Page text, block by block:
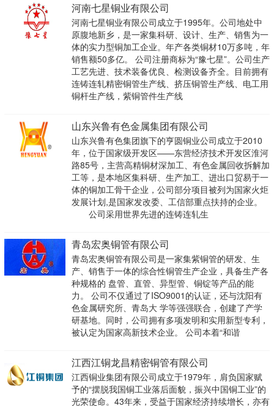
河南七星铜业有限公司
河南七星铜业有限公司成立于1995年。公司地处中
原腹地新乡，是一家集科研、设计、生产、销售为一
体的实力型铜加工企业。年产各类铜材10万多吨，年
销售额50多亿。 公司注册商标为“豫七星”。公司生产
工艺先进、技术装备优良、检测设备齐全。目前拥有
连铸连轧精密铜管生产线、挤压铜管生产线、电工用
铜杆生产线，紫铜管件生产线
山东兴鲁有色金属集团有限公司
山东兴鲁有色集团旗下的亨圆铜业公司成立于2010
年，位于国家级开发区——东营经济技术开发区淮河
路85号，主营高精铜材深加工、有色金属回收拆解加
工等，是本地区集科研、生产加工、进出口贸易于一
体的铜加工骨干企业，公司部分项目被列为国家火炬
发展计划,是国家发改委、工信部重点扶持的企业。
公司采用世界先进的连铸连轧生
青岛宏奥铜管有限公司
青岛宏奥铜管有限公司是一家集紫铜管的研发、生
产、销售于一体的综合性铜管生产企业，具备生产各
种规格的 盘管、直管、异型管、铜锭等产品的能
力。 公司不仅通过了ISO9001的认证，还与沈阳有
色金属研究所、青岛大 学等强强联合，创建了产学
研基地。同时，公司拥有多项发明和实用新型专利，
被认定为国家高新技术企业。 公司本着“和谐
江西江铜龙昌精密铜管有限公司
江西铜业集团有限公司成立于1979年，肩负国家赋
予的“摆脱我国铜工业落后面貌，振兴中国铜工业”的
光荣使命。43年来，受益于国家经济持续增长，亦有